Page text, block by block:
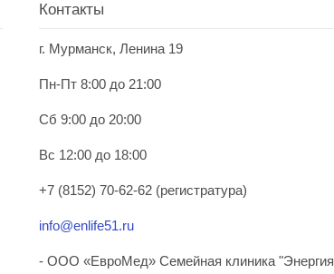
Контакты
г. Мурманск, Ленина 19
Пн-Пт 8:00 до 21:00
Сб 9:00 до 20:00
Вс 12:00 до 18:00
+7 (8152) 70-62-62 (регистратура)
info@enlife51.ru
- ООО «ЕвроМед» Семейная клиника "Энергия